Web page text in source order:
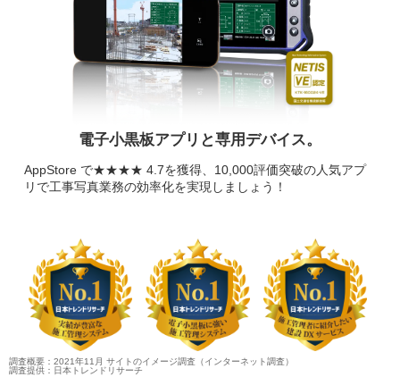
電子小黒板アプリと専用デバイス。
AppStore で★★★★ 4.7を獲得、10,000評価突破の人気アプ
リで工事写真業務の効率化を実現しましょう！
調査概要：2021年11月 サイトのイメージ調査（インターネット調査）
調査提供：日本トレンドリサーチ